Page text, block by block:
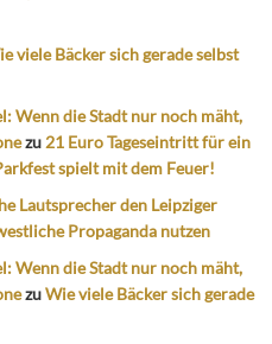
viele Bäcker sich gerade selbst
Wenn die Stadt nur noch mäht,
zu21 Euro Tageseintritt für ein
spielt mit dem Feuer!
Lautsprecher den Leipziger
Propaganda nutzen
Wenn die Stadt nur noch mäht,
zuWie viele Bäcker sich gerade